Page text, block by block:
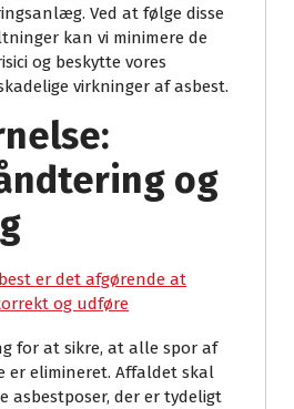
Ved at følge disse
kan vi minimere de
og beskytte vores
virkninger af asbest.
og
er det afgørende at
og udføre
for at sikre, at alle spor af
er elimineret. Affaldet skal
asbestposer, der er tydeligt